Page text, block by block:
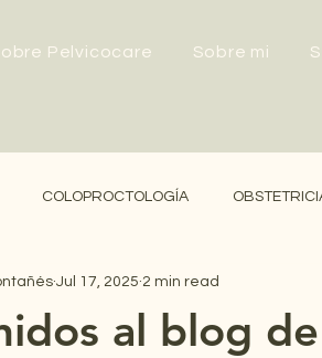
Pelvicocare Sobre mi
COLOPROCTOLOGÍA
al blog
Jul 17, 2025 2 min read